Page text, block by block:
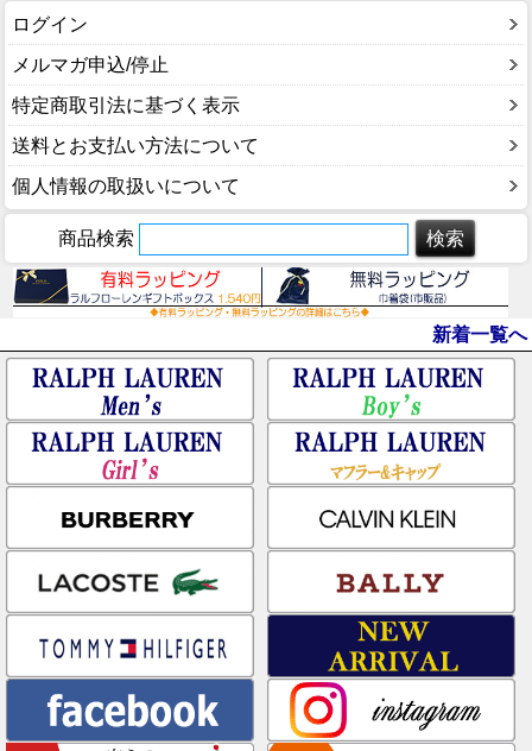
ログイン
メルマガ申込/停止
特定商取引法に基づく表示
送料とお支払い方法について
個人情報の取扱いについて
商品検索
新着一覧へ